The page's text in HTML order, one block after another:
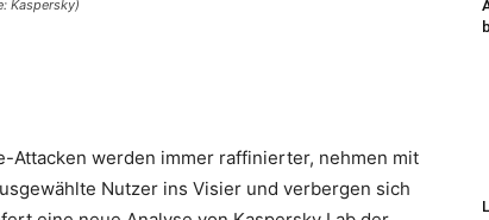
Kaspersky)
Attacken werden immer raffinierter, nehmen mit
Nutzer ins Visier und verbergen sich